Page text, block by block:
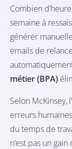
Combien
semaine à
générer
emails de
automatiquement
métier (BPA)
Selon
erreurs
du temps de
n’est pas un